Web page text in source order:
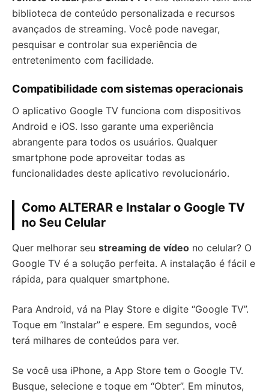
biblioteca de conteúdo personalizada e recursos
avançados de streaming. Você pode navegar,
pesquisar e controlar sua experiência de
entretenimento com facilidade.
Compatibilidade com sistemas operacionais
O aplicativo Google TV funciona com dispositivos
Android e iOS. Isso garante uma experiência
abrangente para todos os usuários. Qualquer
smartphone pode aproveitar todas as
funcionalidades deste aplicativo revolucionário.
Como ALTERAR e Instalar o Google TV
no Seu Celular
Quer melhorar seu streaming de vídeo no celular? O
Google TV é a solução perfeita. A instalação é fácil e
rápida, para qualquer smartphone.
Para Android, vá na Play Store e digite “Google TV”.
Toque em “Instalar” e espere. Em segundos, você
terá milhares de conteúdos para ver.
Se você usa iPhone, a App Store tem o Google TV.
Busque, selecione e toque em “Obter”. Em minutos,